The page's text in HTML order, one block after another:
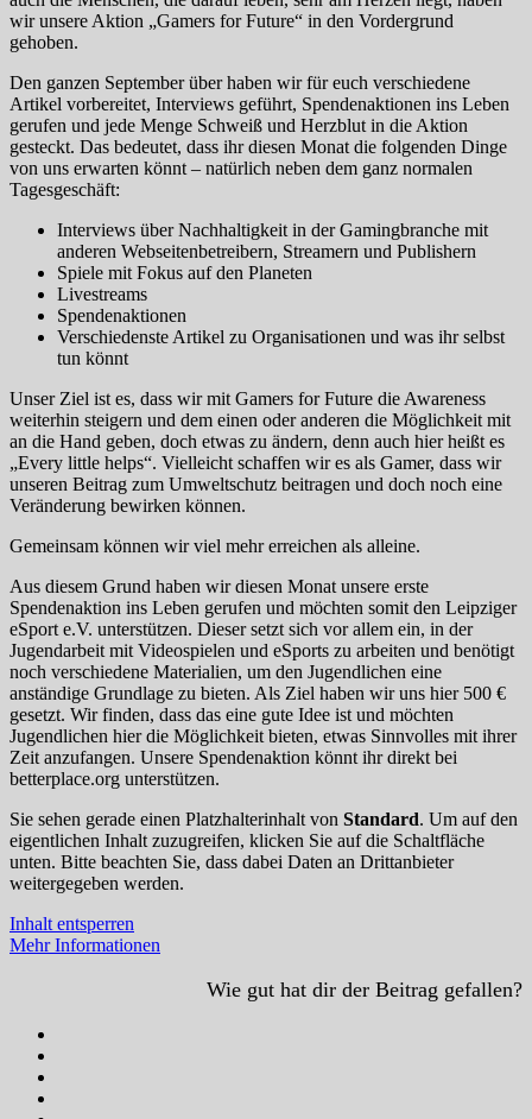
wir unsere Aktion „Gamers for Future“ in den Vordergrund
gehoben.
Den ganzen September über haben wir für euch verschiedene
Artikel vorbereitet, Interviews geführt, Spendenaktionen ins Leben
gerufen und jede Menge Schweiß und Herzblut in die Aktion
gesteckt. Das bedeutet, dass ihr diesen Monat die folgenden Dinge
von uns erwarten könnt – natürlich neben dem ganz normalen
Tagesgeschäft:
Interviews über Nachhaltigkeit in der Gamingbranche mit
anderen Webseitenbetreibern, Streamern und Publishern
Spiele mit Fokus auf den Planeten
Livestreams
Spendenaktionen
Verschiedenste Artikel zu Organisationen und was ihr selbst
tun könnt
Unser Ziel ist es, dass wir mit Gamers for Future die Awareness
weiterhin steigern und dem einen oder anderen die Möglichkeit mit
an die Hand geben, doch etwas zu ändern, denn auch hier heißt es
„Every little helps“. Vielleicht schaffen wir es als Gamer, dass wir
unseren Beitrag zum Umweltschutz beitragen und doch noch eine
Veränderung bewirken können.
Gemeinsam können wir viel mehr erreichen als alleine.
Aus diesem Grund haben wir diesen Monat unsere erste
Spendenaktion ins Leben gerufen und möchten somit den Leipziger
eSport e.V. unterstützen. Dieser setzt sich vor allem ein, in der
Jugendarbeit mit Videospielen und eSports zu arbeiten und benötigt
noch verschiedene Materialien, um den Jugendlichen eine
anständige Grundlage zu bieten. Als Ziel haben wir uns hier 500 €
gesetzt. Wir finden, dass das eine gute Idee ist und möchten
Jugendlichen hier die Möglichkeit bieten, etwas Sinnvolles mit ihrer
Zeit anzufangen. Unsere Spendenaktion könnt ihr direkt bei
betterplace.org unterstützen.
Sie sehen gerade einen Platzhalterinhalt von Standard. Um auf den
eigentlichen Inhalt zuzugreifen, klicken Sie auf die Schaltfläche
unten. Bitte beachten Sie, dass dabei Daten an Drittanbieter
weitergegeben werden.
Inhalt entsperren
Mehr Informationen
Wie gut hat dir der Beitrag gefallen?